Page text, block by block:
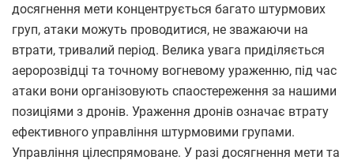
досягнення мети концентрується багато штурмових
груп, атаки можуть проводитися, не зважаючи на
втрати, тривалий період. Велика увага приділяється
аеророзвідці та точному вогневому ураженню, під час
атаки вони організовують спаостереження за нашими
позиціями з дронів. Ураження дронів означає втрату
ефективного управління штурмовими групами.
Управління цілеспрямоване. У разі досягнення мети та